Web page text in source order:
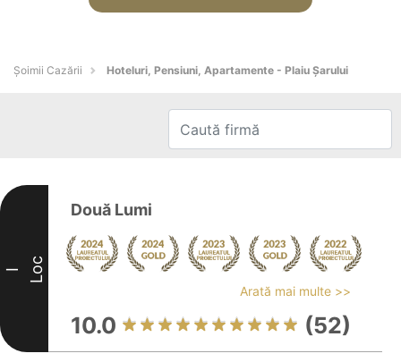
Șoimii Cazării Hoteluri, Pensiuni, Apartamente - Plaiu Şarului
I Loc
Două Lumi
Arată mai multe >>
10.0 (52)